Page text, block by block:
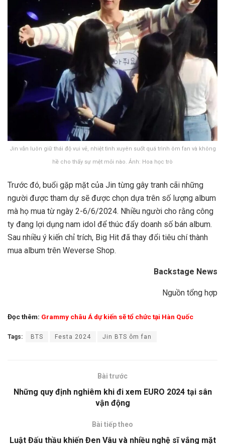
Jin vẫn luôn giữ thái độ vui vẻ, nhiệt tình xuyên suốt quá trình ôm fan và không
hề cho thấy sự mệt mỏi nào. Ảnh: Hoa học trò
Trước đó, buổi gặp mặt của Jin từng gây tranh cãi những
người được tham dự sẽ được chọn dựa trên số lượng album
mà họ mua từ ngày 2-6/6/2024. Nhiều người cho rằng công
ty đang lợi dụng nam idol để thúc đẩy doanh số bán album.
Sau nhiều ý kiến chỉ trích, Big Hit đã thay đổi tiêu chí thành
mua album trên Weverse Shop.
Backstage News
Nguồn tổng hợp
Đọc thêm: Grammy châu Á dự kiến sẽ tổ chức tại Hàn Quốc
Tags: BTS Festa 2024 Jin BTS ôm fan
Bài trước
Những quy định nghiêm khi đi xem EURO 2024 tại sân
vận động
Bài tiếp theo
Luật Đấu thầu khiến Đen Vâu và nhiều nghệ sĩ vắng mặt